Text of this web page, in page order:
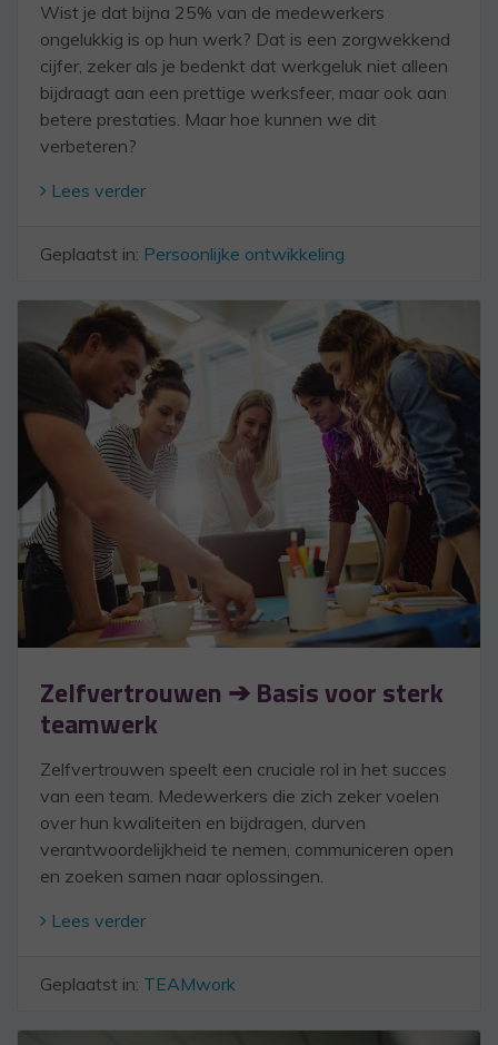
Wist je dat bijna 25% van de medewerkers
ongelukkig is op hun werk? Dat is een zorgwekkend
cijfer, zeker als je bedenkt dat werkgeluk niet alleen
bijdraagt aan een prettige werksfeer, maar ook aan
betere prestaties. Maar hoe kunnen we dit
verbeteren?
Lees verder
Geplaatst in: Persoonlijke ontwikkeling
Zelfvertrouwen ➔ Basis voor sterk
teamwerk
Zelfvertrouwen speelt een cruciale rol in het succes
van een team. Medewerkers die zich zeker voelen
over hun kwaliteiten en bijdragen, durven
verantwoordelijkheid te nemen, communiceren open
en zoeken samen naar oplossingen.
Lees verder
Geplaatst in: TEAMwork